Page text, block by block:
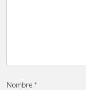
Nombre *